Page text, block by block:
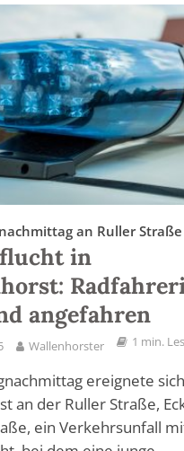
an Ruller Straße
in
angefahren
Wallenhorster 1 min.
ereignete
an der Ruller Straße,
ein Verkehrsunfall